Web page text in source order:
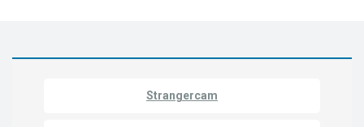
Strangercam